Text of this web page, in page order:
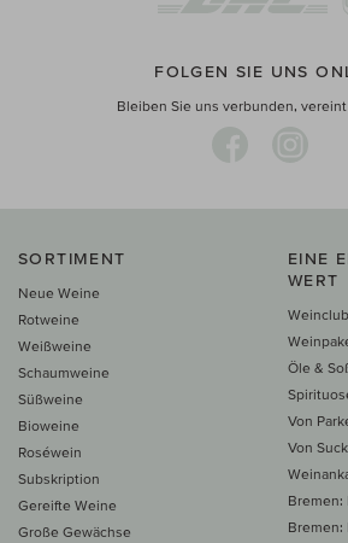
FOLGEN SIE UNS
Bleiben Sie uns verbunden,
SORTIMENT
Neue Weine
Rotweine
Weißweine
Schaumweine
Süßweine
Bioweine
Roséwein
Subskription
Gereifte Weine
Große Gewächse
EINE
WERT
Öle &
Von
Von
Bremen:
Bremen: